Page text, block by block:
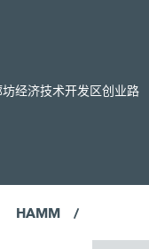
经济技术开发区创业路
HAMM